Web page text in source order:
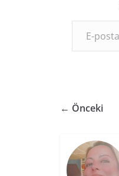
E-postanızı yazın…
← Önceki